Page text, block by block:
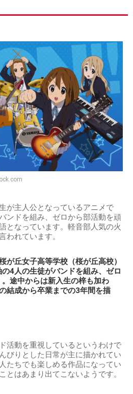
が主人公となっているアニメで
ンドを組み、ゼロから部活動を頑
となっています。軽音部人気の火
われています。
が丘女子高等学校（桜が丘高校）
4人の生徒がバンドを組み、ゼロ
途中からは新入生の梓も加わ
結成から卒業までの3年間を描
活動を重視しているというわけで
びりとした日常が主に描かれてい
たちでも楽しめる作品になってい
とはあまり出てこないようです。